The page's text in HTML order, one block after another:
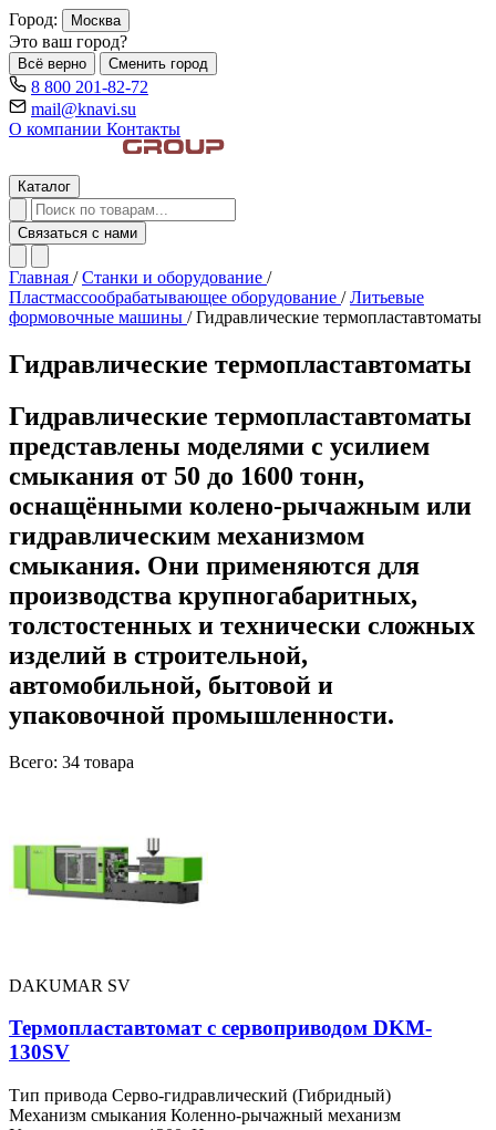
Город: Москва
Это ваш город?
Всё верно Сменить город
8 800 201-82-72
mail@knavi.su
О компании Контакты
Каталог
Связаться с нами
Главная / Станки и оборудование /
Пластмассообрабатывающее оборудование / Литьевые
формовочные машины / Гидравлические термопластавтоматы
Гидравлические термопластавтоматы
Гидравлические термопластавтоматы
представлены моделями с усилием
смыкания от 50 до 1600 тонн,
оснащёнными колено-рычажным или
гидравлическим механизмом
смыкания. Они применяются для
производства крупногабаритных,
толстостенных и технически сложных
изделий в строительной,
автомобильной, бытовой и
упаковочной промышленности.
Всего: 34 товара
DAKUMAR SV
Термопластавтомат с сервоприводом DKM-
130SV
Тип привода Серво-гидравлический (Гибридный)
Механизм смыкания Коленно-рычажный механизм